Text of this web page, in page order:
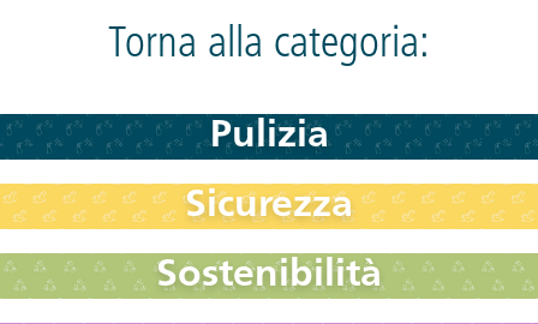
Torna alla categoria:
Pulizia
Sicurezza
Sostenibilità